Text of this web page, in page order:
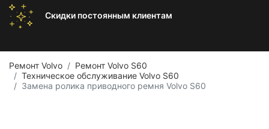
Скидки постоянным клиентам
Ремонт Volvo
Ремонт Volvo S60
Техническое обслуживание Volvo S60
Замена ролика приводного ремня Volvo S60